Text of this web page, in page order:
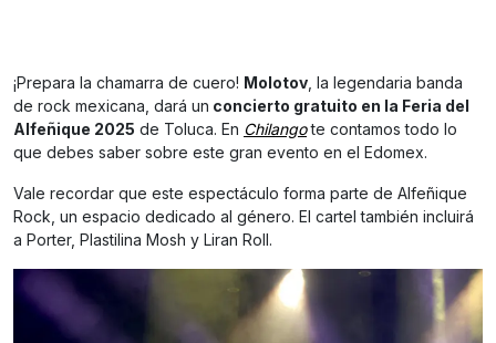
¡Prepara la chamarra de cuero! Molotov, la legendaria banda
de rock mexicana, dará un concierto gratuito en la Feria del
Alfeñique 2025 de Toluca. En Chilango te contamos todo lo
que debes saber sobre este gran evento en el Edomex.
Vale recordar que este espectáculo forma parte de Alfeñique
Rock, un espacio dedicado al género. El cartel también incluirá
a Porter, Plastilina Mosh y Liran Roll.